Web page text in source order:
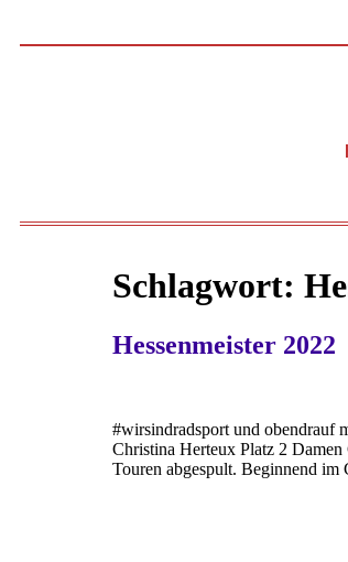
Schlagwort:
Hessenmeister 2022
#wirsindradsport und obendrauf
Christina Herteux Platz 2
Touren abgespult. Beginnend